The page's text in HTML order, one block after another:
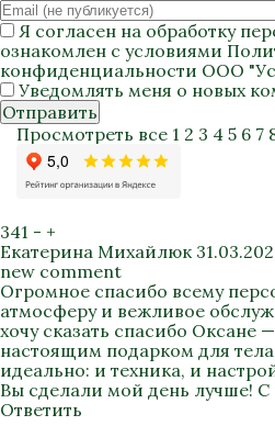
Я согласен на обработку
ознакомлен с условиями
конфиденциальности ООО
Уведомлять меня о новых
Отправить
Просмотреть все 1 2 3 4 5 6 7
341 - +
Екатерина Михайлюк
new comment
Огромное спасибо всему
атмосферу и вежливое
хочу сказать спасибо Оксане
настоящим подарком для
идеально: и техника, и
Вы сделали мой день лучше!
Ответить